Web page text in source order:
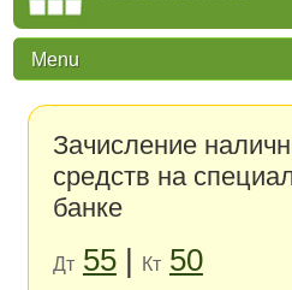
Menu
Зачисление
средств на
банке
Дт 55| Кт 50